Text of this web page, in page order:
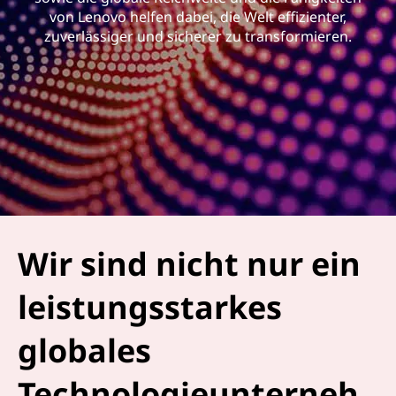
von Lenovo helfen dabei, die Welt effizienter,
zuverlässiger und sicherer zu transformieren.
Wir sind nicht nur ein
leistungsstarkes
globales